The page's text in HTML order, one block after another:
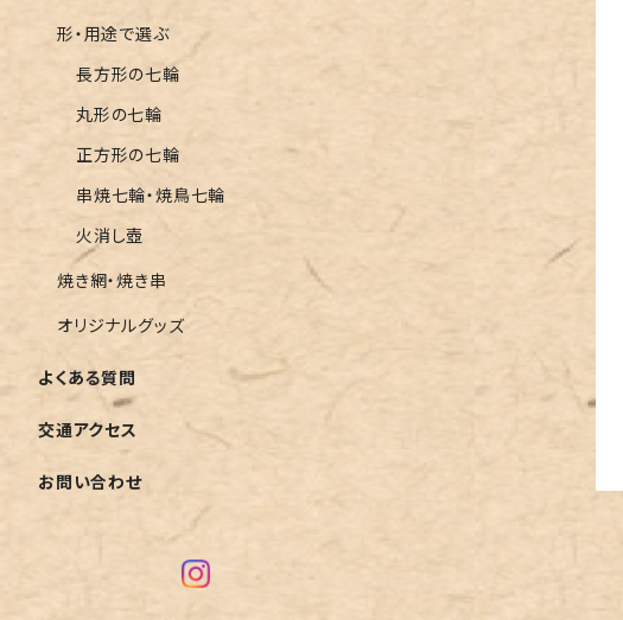
形・用途で選ぶ
長方形の七輪
丸形の七輪
正方形の七輪
串焼七輪・焼鳥七輪
火消し壺
焼き網・焼き串
オリジナルグッズ
よくある質問
交通アクセス
お問い合わせ